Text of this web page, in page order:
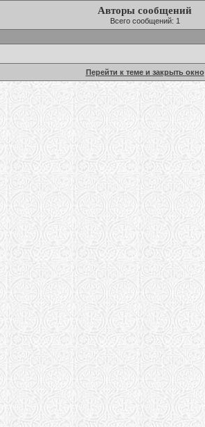
Авторы сообщений
Всего сообщений: 1
Перейти к теме и закрыть окно